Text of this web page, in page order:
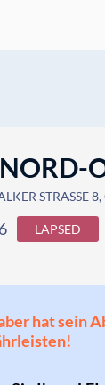
STRASSE
LAPSED
hat sein